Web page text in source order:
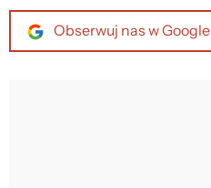
Obserwuj nas w Google